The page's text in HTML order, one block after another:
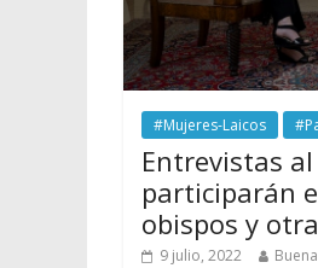
#Mujeres-Laicos
Entrevistas
participarán
obispos y
9 julio, 2022